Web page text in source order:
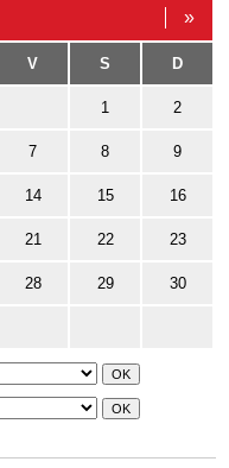
»
V S D
1 2
7 8 9
14 15 16
21 22 23
28 29 30